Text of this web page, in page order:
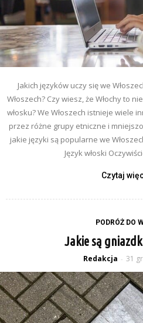
Jakich języków uczy się we
Włoszech? Czy wiesz, że Włochy to
włosku? We Włoszech istnieje wiele
przez różne grupy etniczne i
jakie języki są popularne we
Język włoski
Czytaj
PODRÓŻ DO
Jakie są
Redakcja - 31